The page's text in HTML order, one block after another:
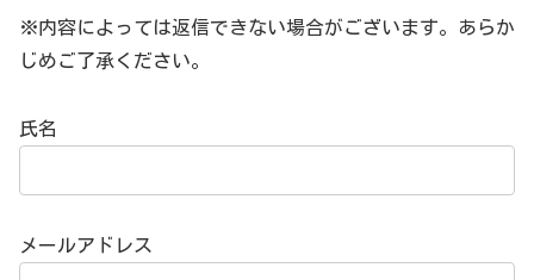
※内容によっては返信できない場合がございます。あらか
じめご了承ください。
氏名
メールアドレス